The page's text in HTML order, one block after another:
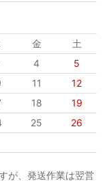
金
土
4
5
11
12
18
19
25
26
が、発送作業は翌営